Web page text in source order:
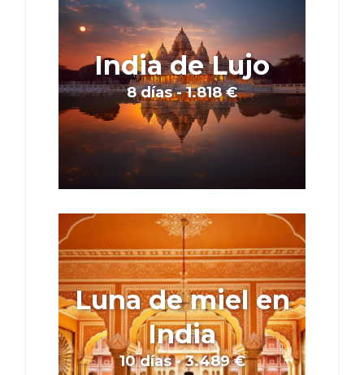
India de Lujo
8 días - 1.818 €
Luna de miel en
India
10 días - 3.489 €